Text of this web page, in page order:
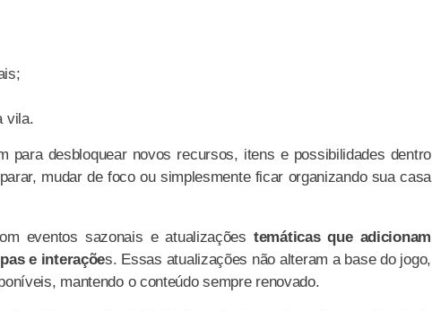
vila.
para desbloquear novos recursos, itens e possibilidades dentro
mudar de foco ou simplesmente ficar organizando sua casa
eventos sazonais e atualizações temáticas que adicionam
e interações. Essas atualizações não alteram a base do jogo,
mantendo o conteúdo sempre renovado.